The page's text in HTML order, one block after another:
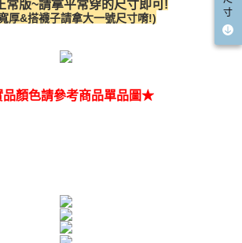
帳號或使用他人資訊註冊。若發現惡意使用之情形，
將有權停止該用戶之使用額度並採取法律行動。
大陸地區) 查看運費
常版~請拿平常穿的尺寸即可!
厚&搭襪子請拿大一號尺寸唷!)
顏色請參考商品單品圖★
寸